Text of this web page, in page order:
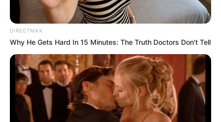
30 Moldes de Coração para
Baixar e Imprimir Grátis
DIRECTMAX
Why He Gets Hard In 15 Minutes: The Truth Doctors Don't Tell